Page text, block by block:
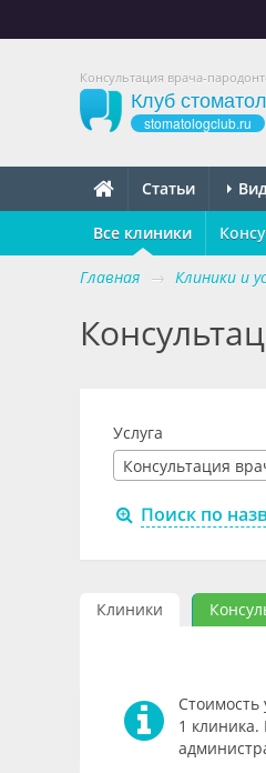
Консультация врача-
Клуб
stomatologclub.ru
Статьи
Все клиники
Главная → Клиники и
Услуга
Консультация
Поиск по
Клиники
Стоимость
1 клиника.